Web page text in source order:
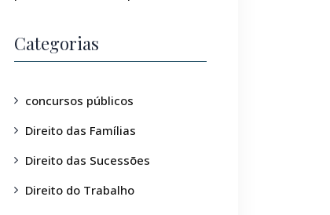
Categorias
concursos públicos
Direito das Famílias
Direito das Sucessões
Direito do Trabalho